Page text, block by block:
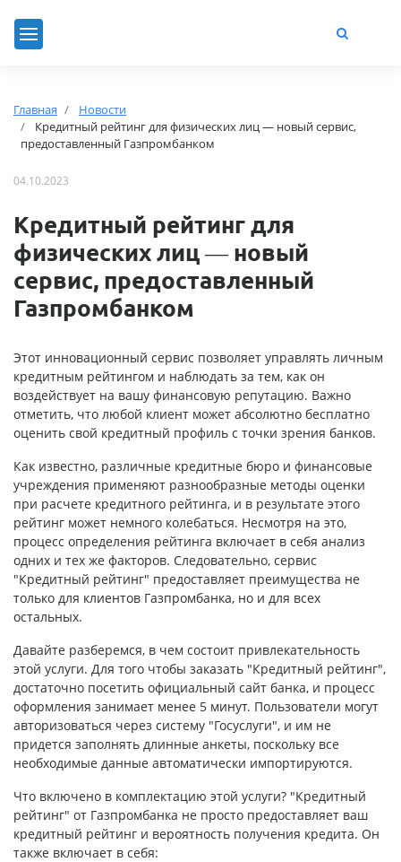
Главная
Новости
Кредитный рейтинг для физических лиц — новый сервис,
предоставленный Газпромбанком
04.10.2023
Кредитный рейтинг для
физических лиц — новый
сервис, предоставленный
Газпромбанком
Этот инновационный сервис позволяет управлять личным
кредитным рейтингом и наблюдать за тем, как он
воздействует на вашу финансовую репутацию. Важно
отметить, что любой клиент может абсолютно бесплатно
оценить свой кредитный профиль с точки зрения банков.
Как известно, различные кредитные бюро и финансовые
учреждения применяют разнообразные методы оценки
при расчете кредитного рейтинга, и в результате этого
рейтинг может немного колебаться. Несмотря на это,
процесс определения рейтинга включает в себя анализ
одних и тех же факторов. Следовательно, сервис
"Кредитный рейтинг" предоставляет преимущества не
только для клиентов Газпромбанка, но и для всех
остальных.
Давайте разберемся, в чем состоит привлекательность
этой услуги. Для того чтобы заказать "Кредитный рейтинг",
достаточно посетить официальный сайт банка, и процесс
оформления занимает менее 5 минут. Пользователи могут
авторизоваться через систему "Госуслуги", и им не
придется заполнять длинные анкеты, поскольку все
необходимые данные автоматически импортируются.
Что включено в комплектацию этой услуги? "Кредитный
рейтинг" от Газпромбанка не просто предоставляет ваш
кредитный рейтинг и вероятность получения кредита. Он
также включает в себя: